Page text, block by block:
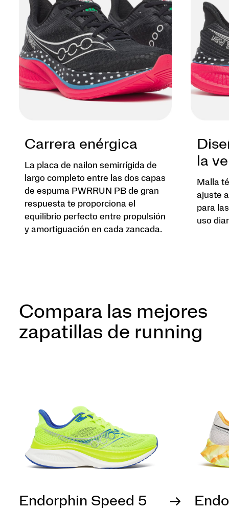
Carrera enérgica
La placa de nailon semirrígida de
largo completo entre las dos capas
de espuma PWRRUN PB de gran
respuesta te proporciona el
equilibrio perfecto entre propulsión
y amortiguación en cada zancada.
la
Malla
ajuste
para
uso
Compara las mejores
zapatillas de running
Endorphin Speed 5